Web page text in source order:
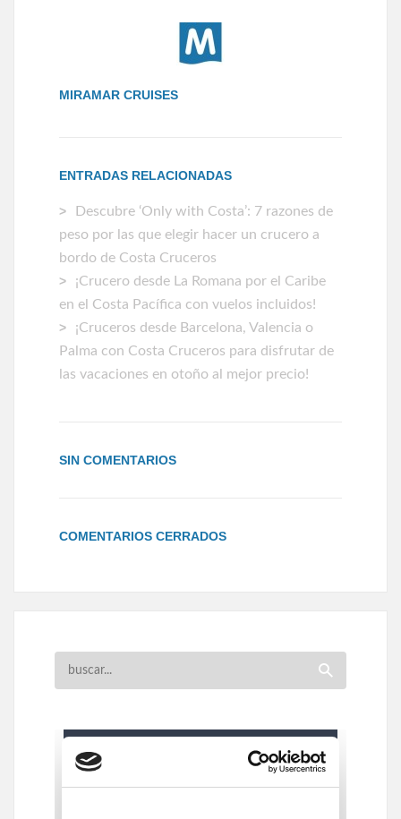
MIRAMAR CRUISES
ENTRADAS RELACIONADAS
Descubre ‘Only with Costa’: 7 razones de
peso por las que elegir hacer un crucero a
bordo de Costa Cruceros
¡Crucero desde La Romana por el Caribe
en el Costa Pacífica con vuelos incluidos!
¡Cruceros desde Barcelona, Valencia o
Palma con Costa Cruceros para disfrutar de
las vacaciones en otoño al mejor precio!
SIN COMENTARIOS
COMENTARIOS CERRADOS